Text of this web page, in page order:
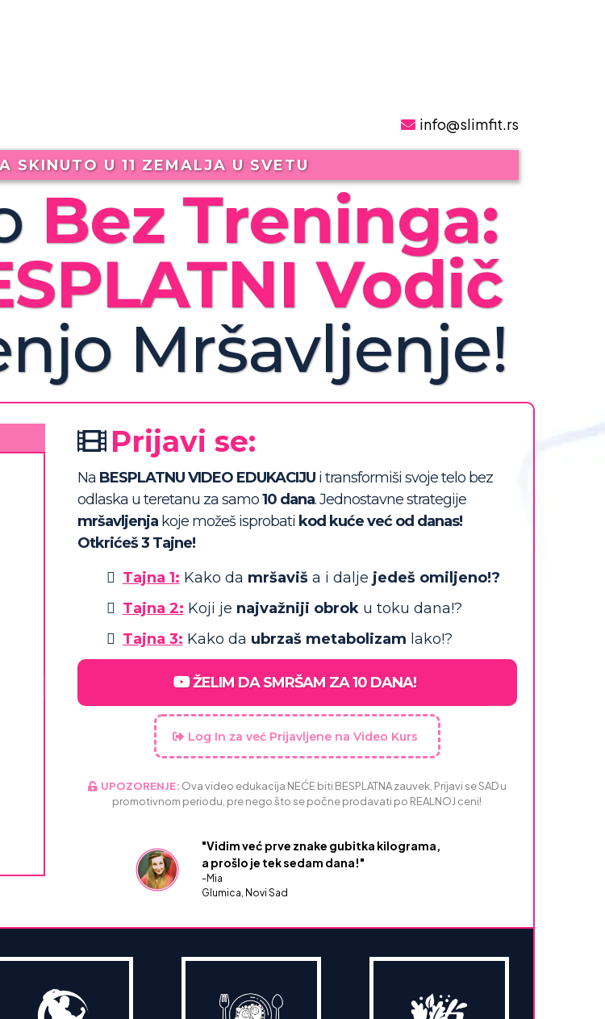
info@slimfit.rs
SKINUTO U 11 ZEMALJA U SVETU
Bez Treninga:
Vodič
Mršavljenje!
Prijavi se:
Na BESPLATNU VIDEO EDUKACIJUi transformiši svoje telo bez
odlaska u teretanu za samo10 dana. Jednostavne strategije
mršavljenja koje možeš isprobati kod kuće već od danas!
Otkrićeš 3 Tajne!
Tajna 1: Kako da mršaviš a i dalje jedeš omiljeno!?
Tajna 2: Koji je najvažniji obroku toku dana!?
Tajna 3: Kako da ubrzaš metabolizam lako!?
ŽELIM DA SMRŠAM ZA 10 DANA!
Log In za već Prijavljene na Video Kurs
UPOZORENJE: Ova video edukacija NEĆE biti BESPLATNA zauvek. Prijavi se SAD u
promotivnom periodu, pre nego što se počne prodavati po REALNOJ ceni!
"Vidim već prve znake gubitka kilograma,
a prošlo je tek sedam dana!"
-Mia
Glumica, Novi Sad